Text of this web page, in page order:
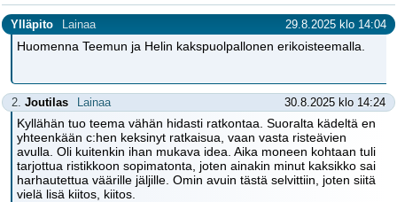
Ylläpito Lainaa 29.8.2025 klo 14:04
Huomenna Teemun ja Helin kakspuolpallonen erikoisteemalla.
2. Joutilas Lainaa 30.8.2025 klo 14:24
Kyllähän tuo teema vähän hidasti ratkontaa. Suoralta kädeltä en
yhteenkään c:hen keksinyt ratkaisua, vaan vasta risteävien
avulla. Oli kuitenkin ihan mukava idea. Aika moneen kohtaan tuli
tarjottua ristikkoon sopimatonta, joten ainakin minut kaksikko sai
harhautettua väärille jäljille. Omin avuin tästä selvittiin, joten siitä
vielä lisä kiitos, kiitos.